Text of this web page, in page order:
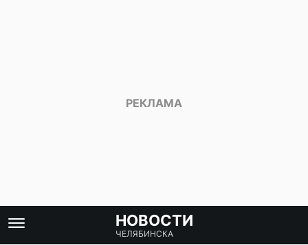
НОВОСТИ
ЧЕЛЯБИНСКА